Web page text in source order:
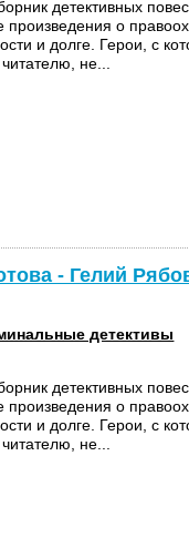
детективных
произведения о
и долге. Герои, с
не...
- Гелий
детективы
детективных
произведения о
и долге. Герои, с
не...